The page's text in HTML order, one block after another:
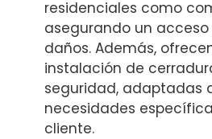
residenciales como
asegurando un acceso
daños. Además,
instalación de
seguridad, adaptadas
necesidades
cliente.